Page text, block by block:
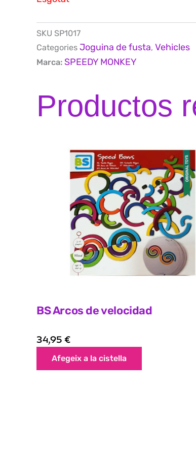
SKU SP1017
Categories Joguina de fusta, Vehicles
Marca: SPEEDY MONKEY
Productos
BS Arcos de velocidad
34,95 €
Afegeix a la cistella